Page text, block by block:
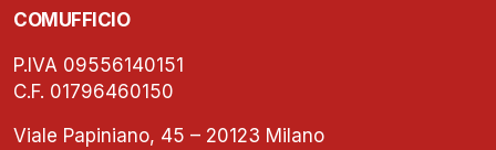
COMUFFICIO
P.IVA 09556140151
C.F. 01796460150
Viale Papiniano, 45 – 20123 Milano